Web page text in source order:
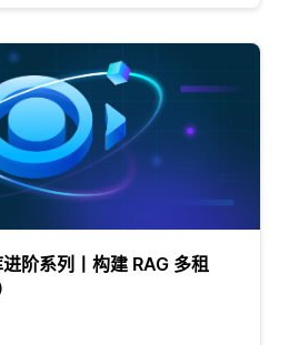
阶系列丨构建 RAG 多租